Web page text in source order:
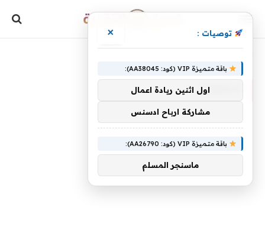
أسقطت
توصيات : ×
باقة متميزة VIP (كود: AA38045):
اول اثنين ريادة اعمال
مشاركة ارباح ادسنس
باقة متميزة VIP (كود: AA26790):
ماسنجر المسلم